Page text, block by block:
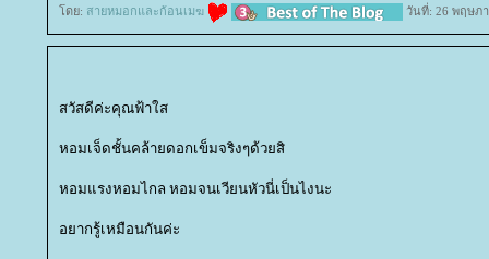
ดย: สายหมอกและก้อนเมฆ วันที่: 26 พฤษภา
สวัสดีค่ะคุณฟ้าใส
หอมเจ็ดชั้นคล้ายดอกเข็มจริงๆด้วยสิ
หอมแรงหอมไกล หอมจนเวียนหัวนี่เป็นไงนะ
อยากรู้เหมือนกันค่ะ